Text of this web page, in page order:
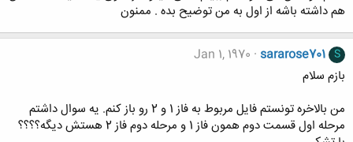
هم داشته باشه از اول به من توضیح بده . ممنون
S
sararose701
Jan 1, 1970
بازم سلام
من بالاخره تونستم فایل مربوط به فاز 1 و 2 رو باز کنم. یه سوال داشتم
مرحله اول قسمت دوم همون فاز 1 و مرحله دوم فاز 2 هستش دیگه؟؟؟؟